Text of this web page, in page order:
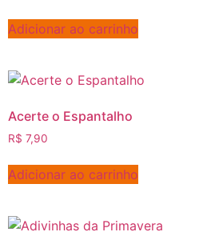
Adicionar ao carrinho
Acerte o Espantalho
R$ 7,90
Adicionar ao carrinho